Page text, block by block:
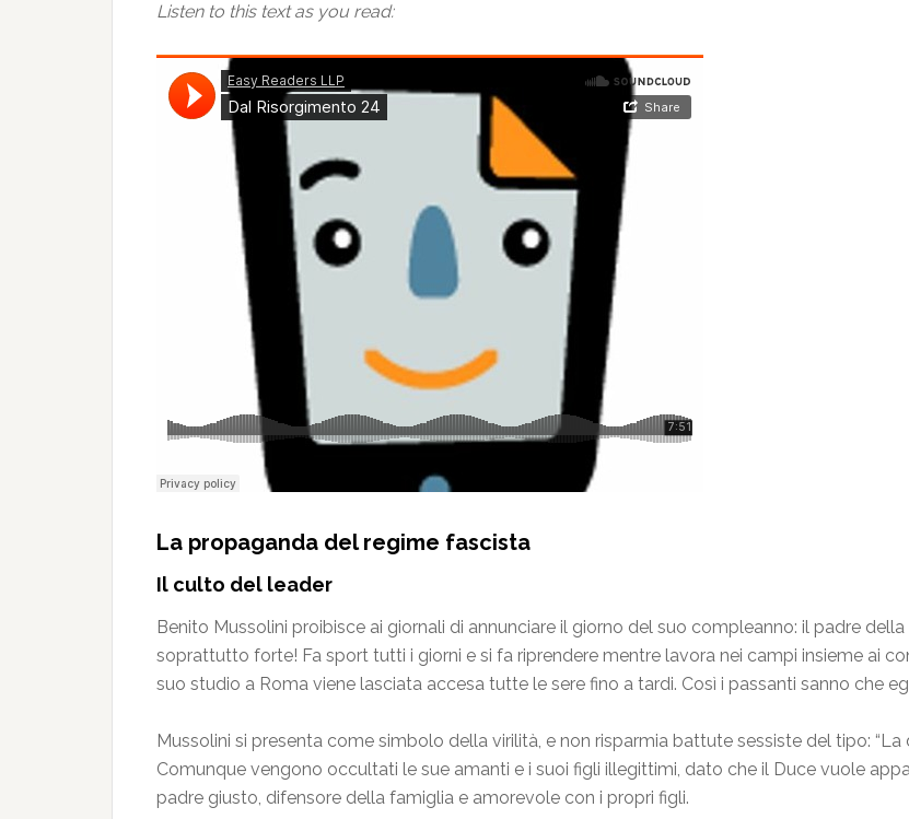
Listen to this text as you read:
La propaganda del regime fascista
Il culto del leader
Benito Mussolini proibisce ai giornali di annunciare il giorno del suo compleanno: il padre
soprattutto forte! Fa sport tutti i giorni e si fa riprendere mentre lavora nei campi insieme ai
suo studio a Roma viene lasciata accesa tutte le sere fino a tardi. Così i passanti sanno che
Mussolini si presenta come simbolo della virilità, e non risparmia battute sessiste del tipo:
Comunque vengono occultati le sue amanti e i suoi figli illegittimi, dato che il Duce vuole
padre giusto, difensore della famiglia e amorevole con i propri figli.